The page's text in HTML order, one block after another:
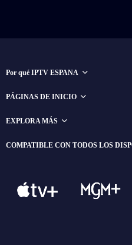
Por qué IPTV ESPANA
PÁGINAS DE INICIO
EXPLORA MÁS
COMPATIBLE CON TODOS LOS